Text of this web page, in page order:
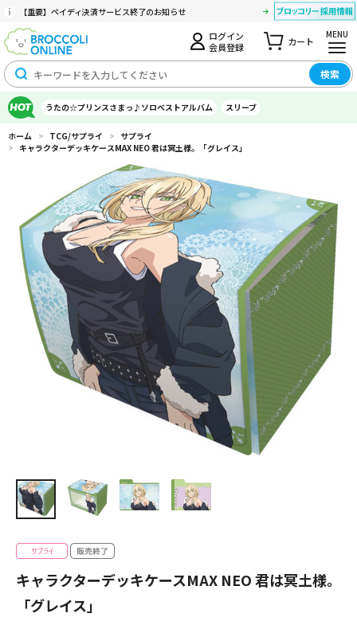
【重要】ペイディ決済サービス終了のお知らせ
ログイン
会員登録
カート
MENU
検索
うたの☆プリンスさまっ♪ソロベストアルバム スリーブ
ホーム > TCG/サプライ > サプライ
> キャラクターデッキケースMAX NEO 君は冥土様。「グレイス」
キャラクターデッキケースMAX NEO 君は冥土様。
「グレイス」